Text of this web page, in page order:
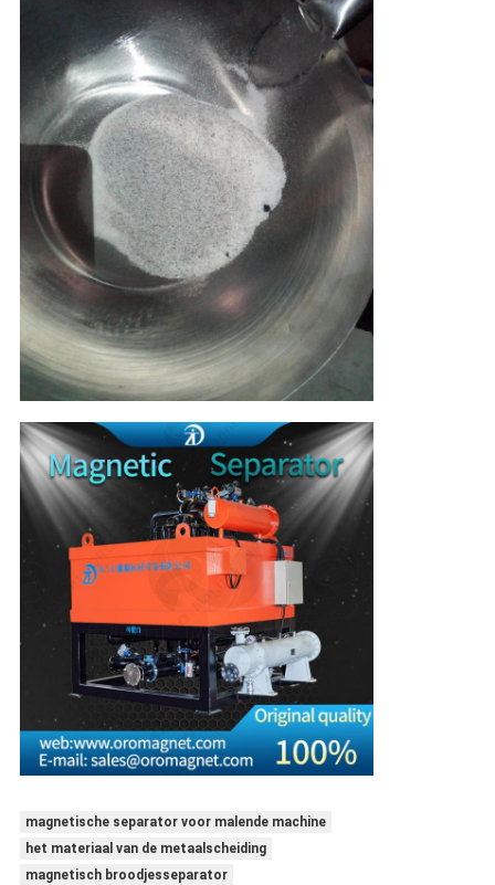
magnetische separator voor malende machine
het materiaal van de metaalscheiding
magnetisch broodjesseparator